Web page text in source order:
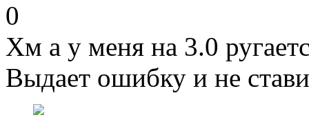
0
Хм а у меня на 3.0
Выдает ошибку и не